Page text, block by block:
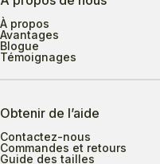
À propos
Avantages
Blogue
Témoignages
Obtenir de l’aide
Contactez-nous
Commandes et retours
Guide des tailles